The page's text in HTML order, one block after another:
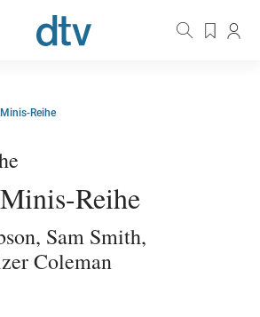
Reihe
Reihe
, Sam Smith,
Coleman